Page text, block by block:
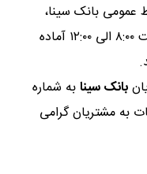
عمومی بانک سینا،
شعب اعلام شده در روز یادشده از ساعت ۸:۰۰ الی ۱۲:۰۰ آماده
بانک سینابه شماره
به مشتریان گرامی